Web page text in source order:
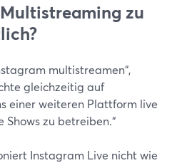
zu
multistreamen“,
gleichzeitig auf
einer weiteren Plattform live
zu betreiben.“
Instagram Live nicht wie